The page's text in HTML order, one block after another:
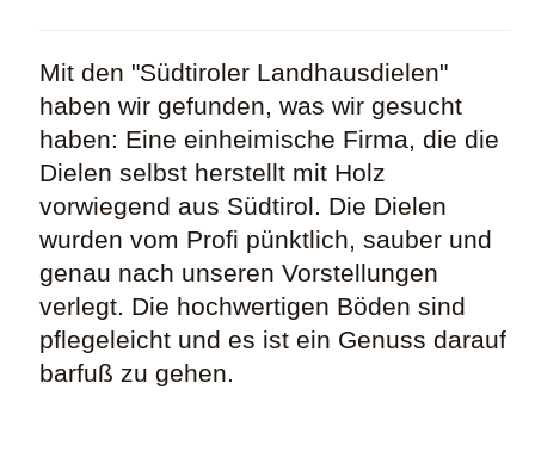
Mit den "Südtiroler Landhausdielen"
haben wir gefunden, was wir gesucht
haben: Eine einheimische Firma, die die
Dielen selbst herstellt mit Holz
vorwiegend aus Südtirol. Die Dielen
wurden vom Profi pünktlich, sauber und
genau nach unseren Vorstellungen
verlegt. Die hochwertigen Böden sind
pflegeleicht und es ist ein Genuss darauf
barfuß zu gehen.